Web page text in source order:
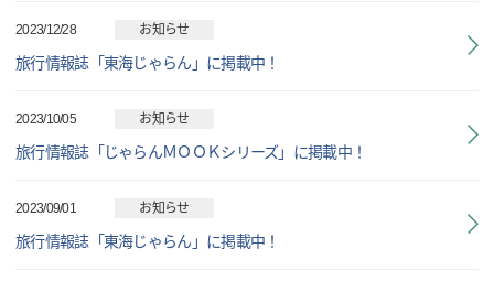
2023/12/28 お知らせ
旅行情報誌「東海じゃらん」に掲載中！
2023/10/05 お知らせ
旅行情報誌「じゃらんＭＯＯＫシリーズ」に掲載中！
2023/09/01 お知らせ
旅行情報誌「東海じゃらん」に掲載中！